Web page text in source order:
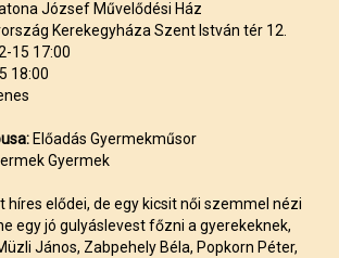
József Művelődési Ház
Kerekegyháza Szent István tér 12.
15 17:00
18:00
Előadás Gyermekműsor
Gyermek
híres elődei, de egy kicsit női szemmel nézi
egy jó gulyáslevest főzni a gyerekeknek,
János, Zabpehely Béla, Popkorn Péter,